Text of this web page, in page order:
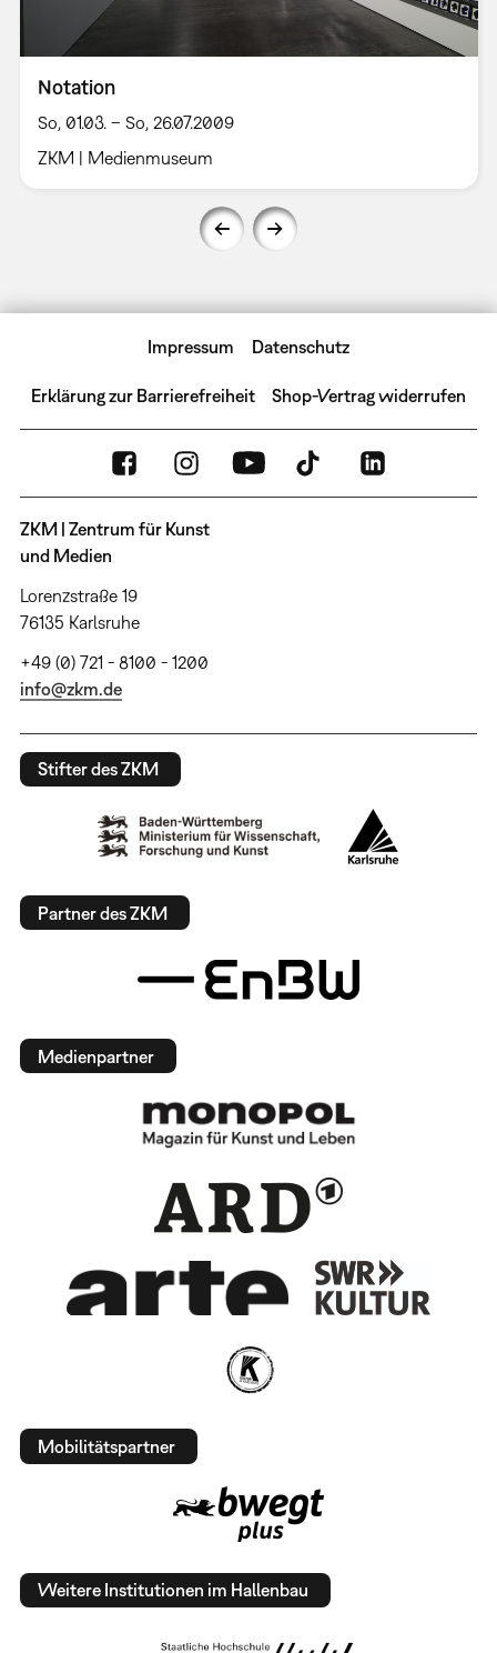
Notation
So, 01.03. – So, 26.07.2009
ZKM | Medienmuseum
Impressum Datenschutz
Erklärung zur Barrierefreiheit Shop-Vertrag widerrufen
ZKM | Zentrum für Kunst
und Medien
Lorenzstraße 19
76135 Karlsruhe
+49 (0) 721 - 8100 - 1200
info@zkm.de
Stifter des ZKM
Partner des ZKM
Medienpartner
Mobilitätspartner
Weitere Institutionen im Hallenbau